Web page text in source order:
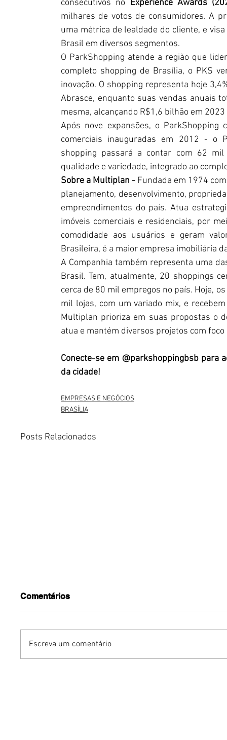
consecutivos no Experience Awards
milhares de votos de consumidores. A
uma métrica de lealdade do cliente, e
Brasil em diversos segmentos.
O ParkShopping atende a região que
completo shopping de Brasília, o PKS
inovação. O shopping representa hoje
Abrasce, enquanto suas vendas anuais
mesma, alcançando R$1,6 bilhão em
Após nove expansões, o
comerciais inauguradas em 2012 - o
shopping passará a contar com 62
qualidade e variedade, integrado ao
Sobre a Multiplan - Fundada em 1974
planejamento, desenvolvimento,
empreendimentos do país. Atua
imóveis comerciais e residenciais, por
comodidade aos usuários e geram
Brasileira, é a maior empresa imobiliária
A Companhia também representa uma
Brasil. Tem, atualmente, 20 shoppings
cerca de 80 mil empregos no país. Hoje,
mil lojas, com um variado mix, e
Multiplan prioriza em suas propostas o
atua e mantém diversos projetos com
Conecte-se em @parkshoppingbsb para
da cidade!
EMPRESAS E NEGÓCIOS
BRASÍLIA
Posts Relacionados
Comentários
Escreva um comentário